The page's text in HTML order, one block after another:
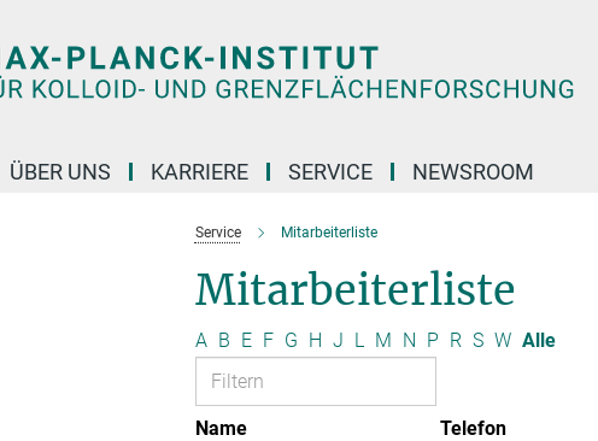
ÜBER UNS KARRIERE SERVICE NEWSROOM
Service Mitarbeiterliste
Mitarbeiterliste
A B E F G H J L M N P R S W Alle
Name Telefon